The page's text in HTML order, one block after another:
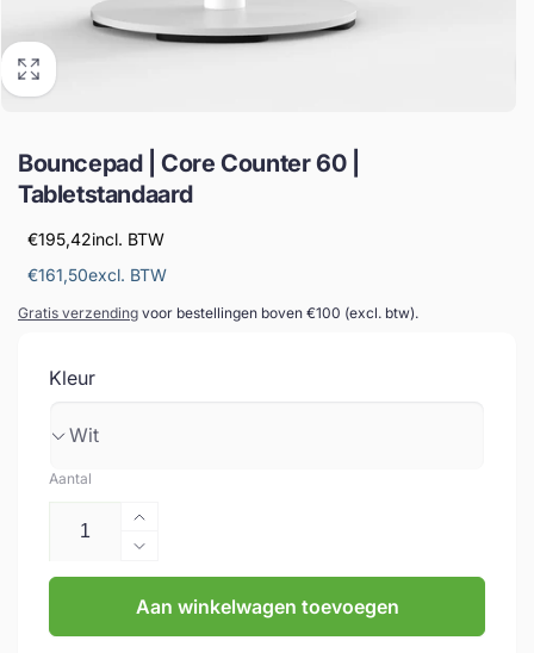
Bouncepad | Core Counter 60 |
Tabletstandaard
€195,42incl. BTW
€161,50excl. BTW
Gratis verzending voor bestellingen boven €100 (excl. btw).
Kleur
Aantal
Aantal
verhogen
voor
Bouncepad
Aantal
verlagen
voor
Bouncepad
Aan winkelwagen toevoegen